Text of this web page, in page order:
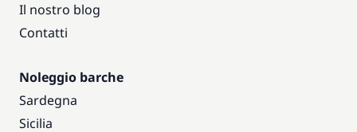
Il nostro blog
Contatti
Noleggio barche
Sardegna
Sicilia